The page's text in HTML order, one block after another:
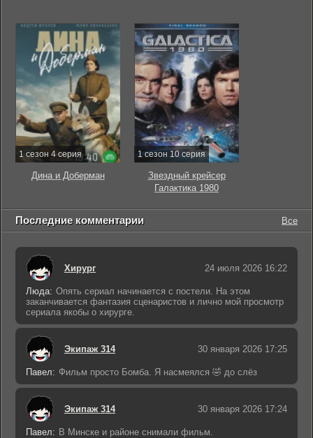
1 сезон 4 серия
Дина и Доберман
1 сезон 10 серия
Звездный крейсер
Галактика 1980
Последние комментарии Все
Хирург 24 июля 2026 16:22
Люда: Опять сериал начинается с постели. На этом
заканчивается фантазия сценаристов и лично мой просмотр
сериала якобы о хирурге.
Экипаж 314 30 января 2026 17:25
Павел: Фильм просто Бомба. Я насмеялся 🤣 до слёз
Экипаж 314 30 января 2026 17:24
Павел: В Минске и районе снимали фильм.